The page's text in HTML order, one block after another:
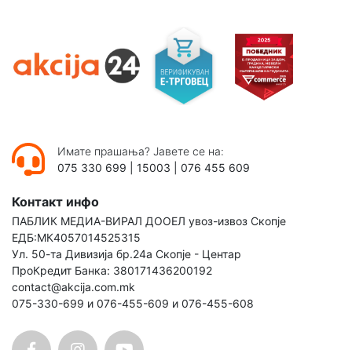
Имате прашања? Јавете се на:
075 330 699
15003 076 455 609
Контакт инфо
ПАБЛИК МЕДИА-ВИРАЛ ДООЕЛ увоз-извоз Скопје
ЕДБ:МК4057014525315
Ул. 50-та Дивизија бр.24а Скопје - Центар
ПроКредит Банка: 380171436200192
contact@akcija.com.mk
075-330-699 и 076-455-609 и 076-455-608